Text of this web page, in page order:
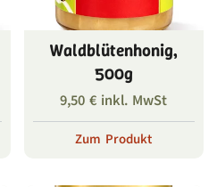
Waldblütenhonig,
500g
9,50€ inkl. MwSt
Zum Produkt